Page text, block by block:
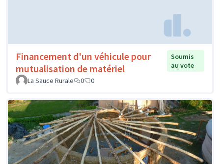
Financement d'un véhicule pour
mutualisation de matériel
Soumis
au vote
La Sauce Rurale
0 0